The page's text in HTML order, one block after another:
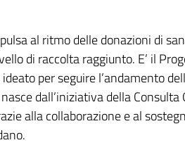
al ritmo delle donazioni di
di raccolta raggiunto. E’ il
per seguire l’andamento
dall’iniziativa della Consulta
alla collaborazione e al